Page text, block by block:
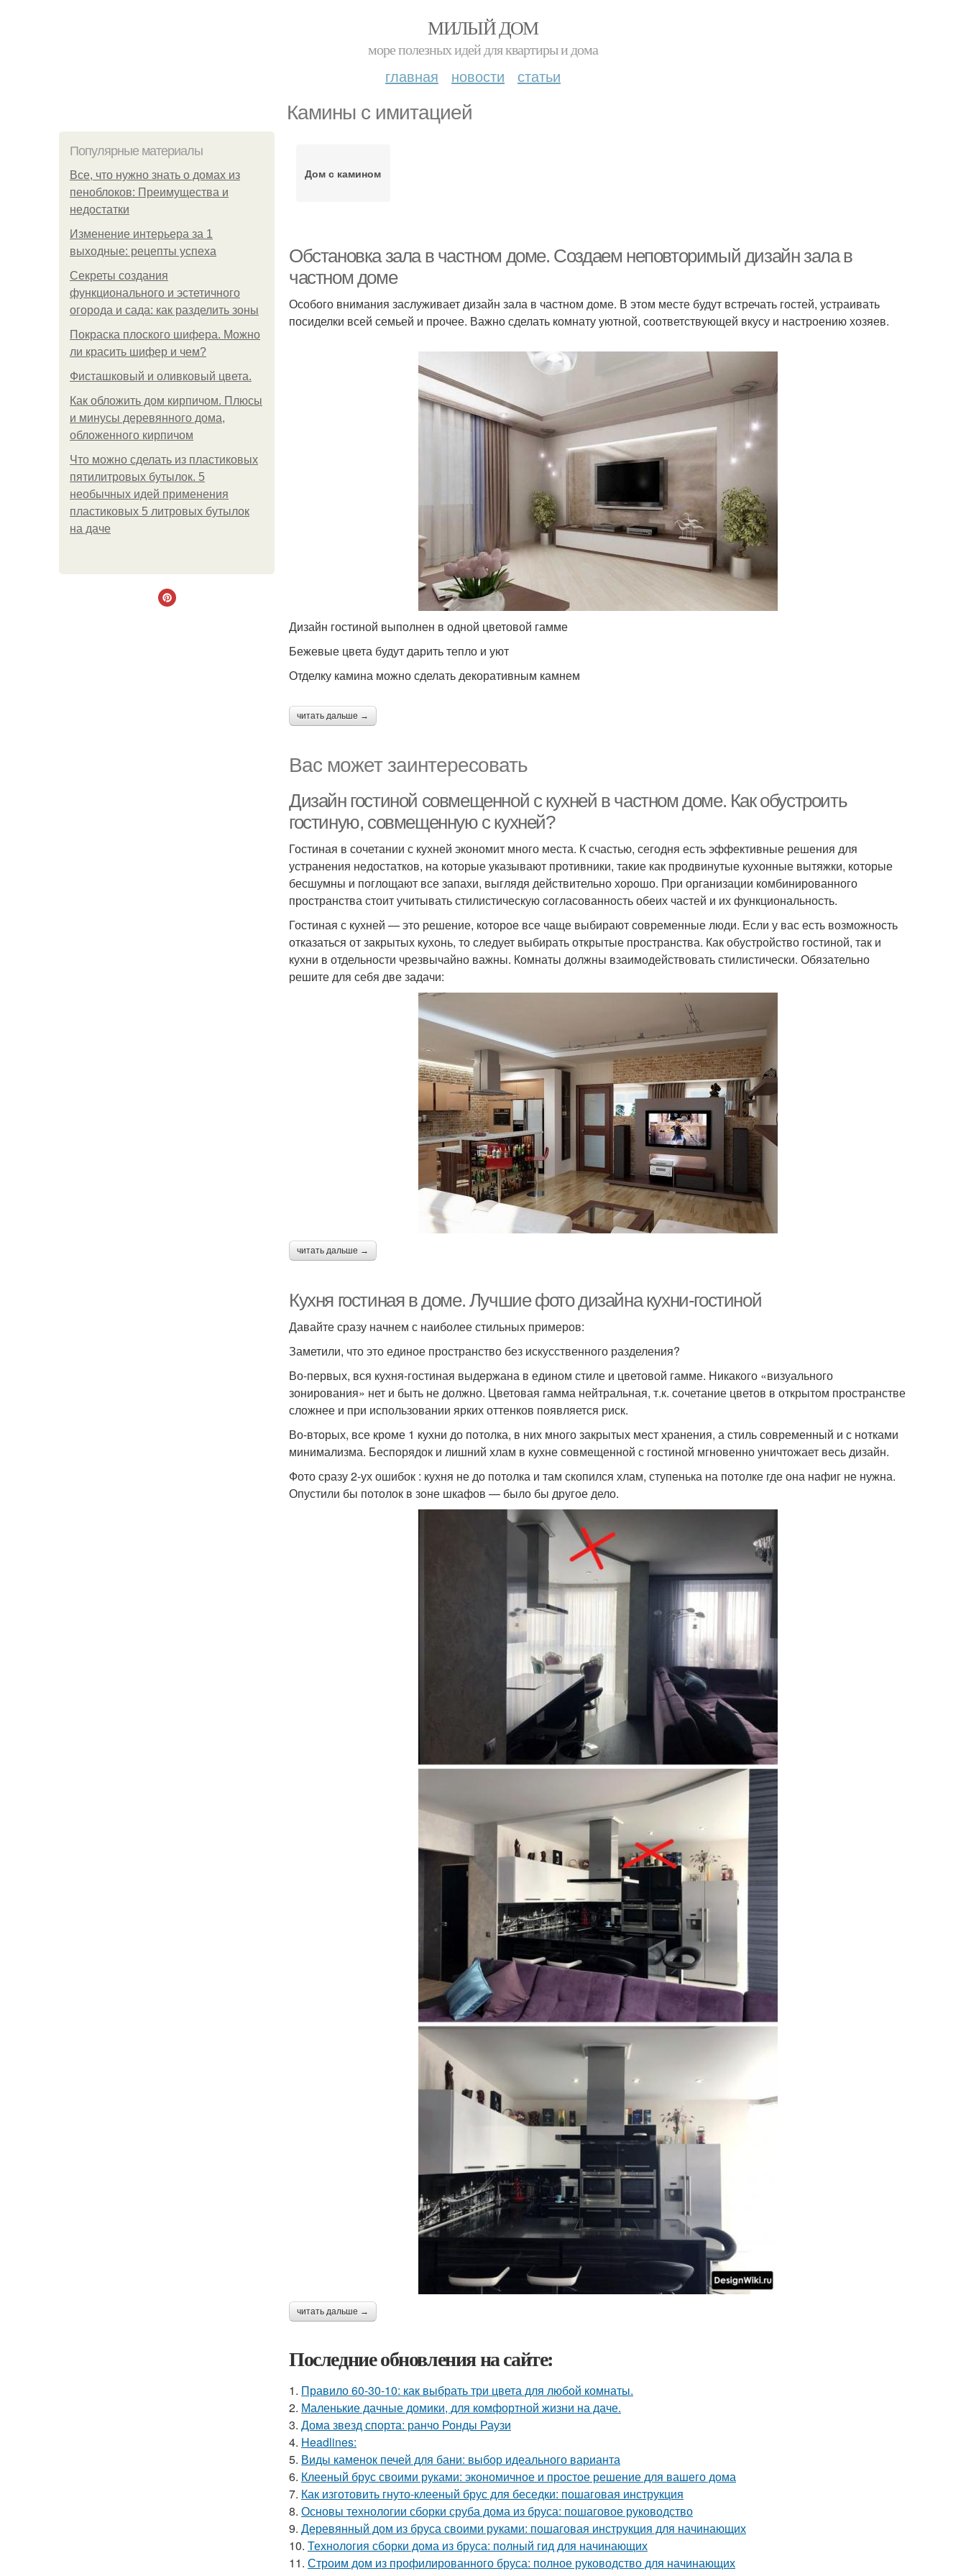
МИЛЫЙ ДОМ
море полезных идей для квартиры и дома
главная новости статьи
Камины с имитацией
Популярные материалы
Все, что нужно знать о домах из
пеноблоков: Преимущества и
недостатки
Изменение интерьера за 1
выходные: рецепты успеха
Секреты создания
функционального и эстетичного
огорода и сада: как разделить зоны
Покраска плоского шифера. Можно
ли красить шифер и чем?
Фисташковый и оливковый цвета.
Как обложить дом кирпичом. Плюсы
и минусы деревянного дома,
обложенного кирпичом
Что можно сделать из пластиковых
пятилитровых бутылок. 5
необычных идей применения
пластиковых 5 литровых бутылок
на даче
Дом с камином
Обстановка зала в частном доме. Создаем неповторимый дизайн зала в
частном доме
Особого внимания заслуживает дизайн зала в частном доме. В этом месте будут встречать гостей, устраивать
посиделки всей семьей и прочее. Важно сделать комнату уютной, соответствующей вкусу и настроению хозяев.
Дизайн гостиной выполнен в одной цветовой гамме
Бежевые цвета будут дарить тепло и уют
Отделку камина можно сделать декоративным камнем
читать дальше →
Вас может заинтересовать
Дизайн гостиной совмещенной с кухней в частном доме. Как обустроить
гостиную, совмещенную с кухней?
Гостиная в сочетании с кухней экономит много места. К счастью, сегодня есть эффективные решения для
устранения недостатков, на которые указывают противники, такие как продвинутые кухонные вытяжки, которые
бесшумны и поглощают все запахи, выглядя действительно хорошо. При организации комбинированного
пространства стоит учитывать стилистическую согласованность обеих частей и их функциональность.
Гостиная с кухней — это решение, которое все чаще выбирают современные люди. Если у вас есть возможность
отказаться от закрытых кухонь, то следует выбирать открытые пространства. Как обустройство гостиной, так и
кухни в отдельности чрезвычайно важны. Комнаты должны взаимодействовать стилистически. Обязательно
решите для себя две задачи:
читать дальше →
Кухня гостиная в доме. Лучшие фото дизайна кухни-гостиной
Давайте сразу начнем с наиболее стильных примеров:
Заметили, что это единое пространство без искусственного разделения?
Во-первых, вся кухня-гостиная выдержана в едином стиле и цветовой гамме. Никакого «визуального
зонирования» нет и быть не должно. Цветовая гамма нейтральная, т.к. сочетание цветов в открытом пространстве
сложнее и при использовании ярких оттенков появляется риск.
Во-вторых, все кроме 1 кухни до потолка, в них много закрытых мест хранения, а стиль современный и с нотками
минимализма. Беспорядок и лишний хлам в кухне совмещенной с гостиной мгновенно уничтожает весь дизайн.
Фото сразу 2-ух ошибок : кухня не до потолка и там скопился хлам, ступенька на потолке где она нафиг не нужна.
Опустили бы потолок в зоне шкафов — было бы другое дело.
читать дальше →
Последние обновления на сайте:
1. Правило 60-30-10: как выбрать три цвета для любой комнаты.
2. Маленькие дачные домики, для комфортной жизни на даче.
3. Дома звезд спорта: ранчо Ронды Раузи
4. Headlines:
5. Виды каменок печей для бани: выбор идеального варианта
6. Клееный брус своими руками: экономичное и простое решение для вашего дома
7. Как изготовить гнуто-клееный брус для беседки: пошаговая инструкция
8. Основы технологии сборки сруба дома из бруса: пошаговое руководство
9. Деревянный дом из бруса своими руками: пошаговая инструкция для начинающих
10. Технология сборки дома из бруса: полный гид для начинающих
11. Строим дом из профилированного бруса: полное руководство для начинающих